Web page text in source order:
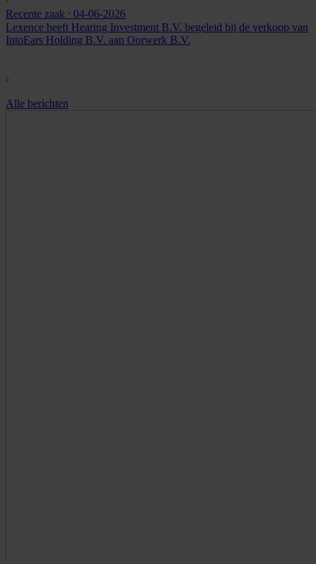
Recente zaak ⸱ 04-06-2026
Lexence heeft Hearing Investment B.V. begeleid bij de verkoop van
IntoEars Holding B.V. aan Oorwerk B.V.
Alle berichten